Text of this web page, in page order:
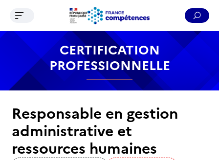
Contenu Recherche Menu Pied de page
Ouvrir le menu de navigation
CERTIFICATION
PROFESSIONNELLE
Responsable en gestion
administrative et
ressources humaines